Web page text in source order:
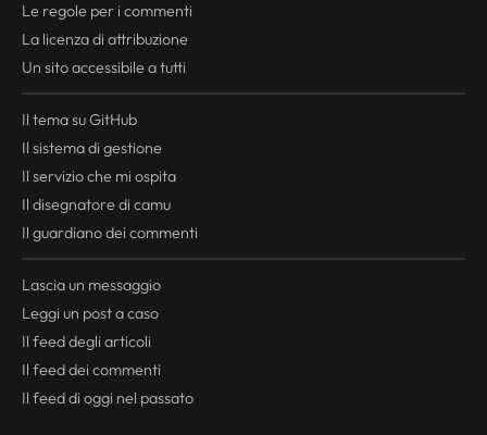
Le regole per i commenti
La licenza di attribuzione
Un sito accessibile a tutti
Il tema su GitHub
Il sistema di gestione
Il servizio che mi ospita
Il disegnatore di camu
Il guardiano dei commenti
Lascia un messaggio
Leggi un post a caso
Il feeddegli articoli
Il feeddei commenti
Il feeddi oggi nel passato